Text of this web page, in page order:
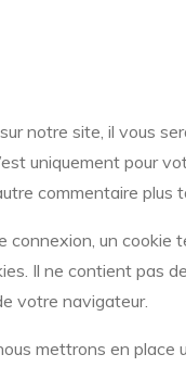
notre site, il vous
uniquement pour
commentaire plus
connexion, un cookie
Il ne contient pas
votre navigateur.
mettrons en place